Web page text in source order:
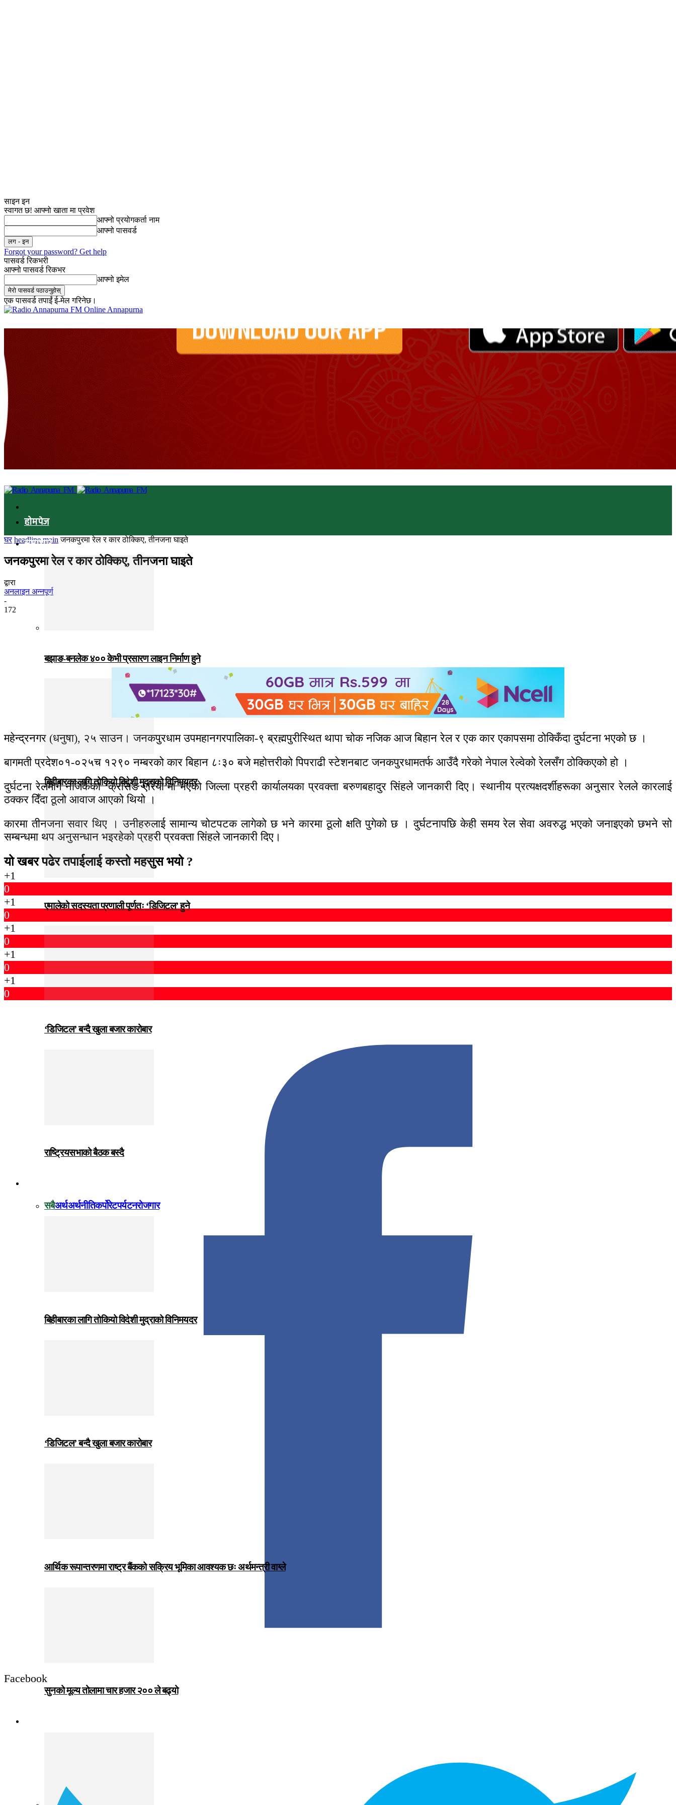
साइन इन
स्वागत छ! आफ्नो खाता मा प्रवेश
आफ्नो प्रयोगकर्ता नाम
आफ्नो पासवर्ड
Forgot your password? Get help
पासवर्ड रिकभरी
आफ्नो पासवर्ड रिकभर
आफ्नो इमेल
एक पासवर्ड तपाईं ई-मेल गरिनेछ।
Online Annapurna
होमपेज
समाचार
बझाङ-बनलेक ४०० केभी प्रसारण लाइन निर्माण हुने
बिहीबारका लागि तोकियो विदेशी मुद्राको विनिमयदर
एमालेको सदस्यता प्रणाली पूर्णतः ‘डिजिटल’ हुने
‘डिजिटल’ बन्दै खुला बजार कारोबार
राष्ट्रियसभाको बैठक बस्दै
सबैअर्थअर्थनीतिकर्पोरेटपर्यटनरोजगार
बिहीबारका लागि तोकियो विदेशी मुद्राको विनिमयदर
‘डिजिटल’ बन्दै खुला बजार कारोबार
आर्थिक रूपान्तरणमा राष्ट्र बैंकको सक्रिय भूमिका आवश्यक छः अर्थमन्त्री वाग्ले
सुनको मूल्य तोलामा चार हजार २०० ले बढ्यो
घर headline main जनकपुरमा रेल र कार ठोक्किए, तीनजना घाइते
जनकपुरमा रेल र कार ठोक्किए, तीनजना घाइते
द्वारा
अनलाइन अन्नपूर्ण
-
172
महेन्द्रनगर (धनुषा), २५ साउन। जनकपुरधाम उपमहानगरपालिका-९ ब्रह्मपुरीस्थित थापा चोक नजिक आज बिहान रेल र एक कार एकापसमा ठोक्किँदा दुर्घटना भएको छ ।
बागमती प्रदेश०१-०२५च १२९० नम्बरको कार बिहान ८ः३० बजे महोत्तरीको पिपराढी स्टेशनबाट जनकपुरधामतर्फ आउँदै गरेको नेपाल रेल्वेको रेलसँग ठोक्किएको हो ।
दुर्घटना रेलमार्ग नजिकैको ‘क्रसिङ एरिया’मा भएको जिल्ला प्रहरी कार्यालयका प्रवक्ता बरुणबहादुर सिंहले जानकारी दिए। स्थानीय प्रत्यक्षदर्शीहरूका अनुसार रेलले कारलाई
ठक्कर दिँदा ठूलो आवाज आएको थियो ।
कारमा तीनजना सवार थिए । उनीहरुलाई सामान्य चोटपटक लागेको छ भने कारमा ठूलो क्षति पुगेको छ । दुर्घटनापछि केही समय रेल सेवा अवरुद्ध भएको जनाइएको छभने सो
सम्बन्धमा थप अनुसन्धान भइरहेको प्रहरी प्रवक्ता सिंहले जानकारी दिए।
यो खबर पढेर तपाईलाई कस्तो महसुस भयो ?
+1
0
+1
0
+1
0
+1
0
+1
0
Facebook